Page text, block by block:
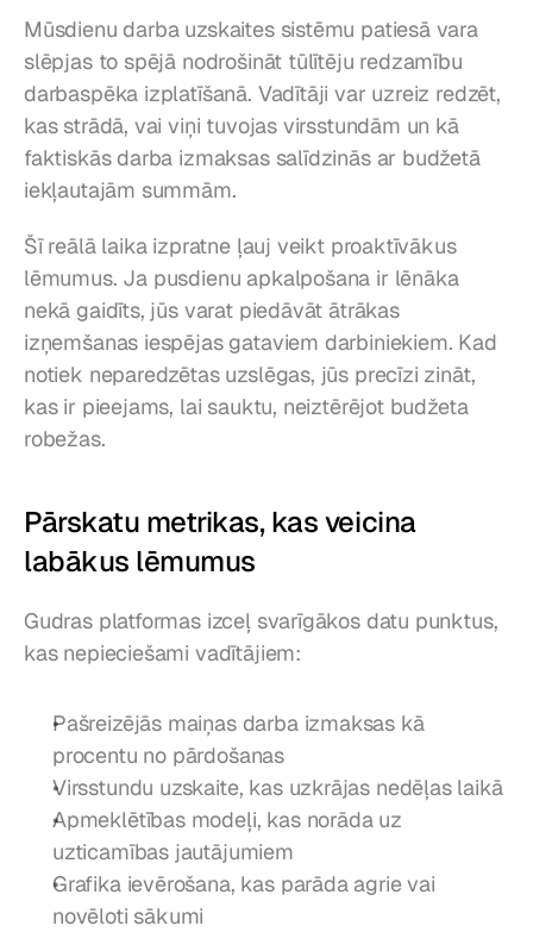
Mūsdienu darba uzskaites sistēmu patiesā vara
slēpjas to spējā nodrošināt tūlītēju redzamību
darbaspēka izplatīšanā. Vadītāji var uzreiz redzēt,
kas strādā, vai viņi tuvojas virsstundām un kā
faktiskās darba izmaksas salīdzinās ar budžetā
iekļautajām summām.
Šī reālā laika izpratne ļauj veikt proaktīvākus
lēmumus. Ja pusdienu apkalpošana ir lēnāka
nekā gaidīts, jūs varat piedāvāt ātrākas
izņemšanas iespējas gataviem darbiniekiem. Kad
notiek neparedzētas uzslēgas, jūs precīzi zināt,
kas ir pieejams, lai sauktu, neiztērējot budžeta
robežas.
Pārskatu metrikas, kas veicina
labākus lēmumus
Gudras platformas izceļ svarīgākos datu punktus,
kas nepieciešami vadītājiem:
Pašreizējās maiņas darba izmaksas kā
procentu no pārdošanas
Virsstundu uzskaite, kas uzkrājas nedēļas laikā
Apmeklētības modeļi, kas norāda uz
uzticamības jautājumiem
Grafika ievērošana, kas parāda agrie vai
novēloti sākumi